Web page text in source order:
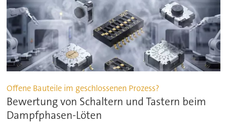
Offene Bauteile im geschlossenen Prozess?
Bewertung von Schaltern und Tastern beim
Dampfphasen-Löten